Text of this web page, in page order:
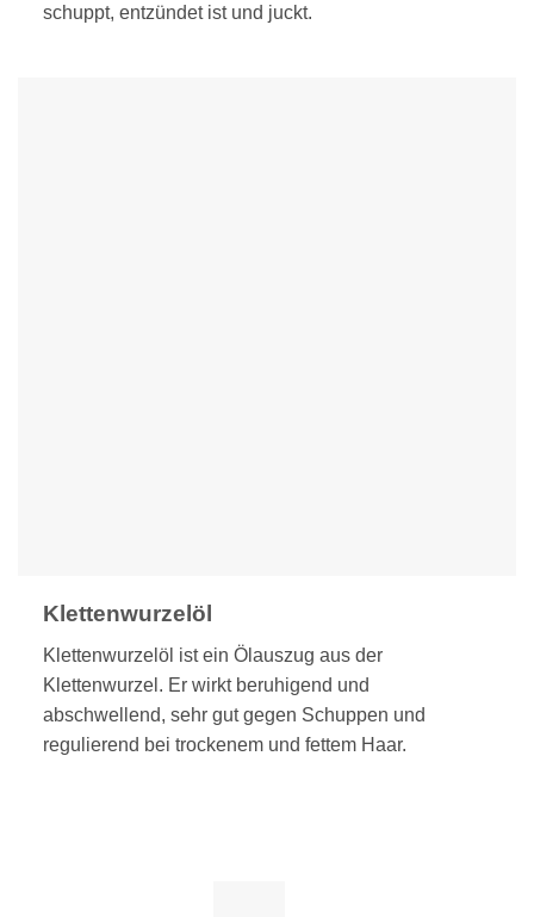
schuppt, entzündet ist und juckt.
Klettenwurzelöl
Klettenwurzelöl ist ein Ölauszug aus der
Klettenwurzel. Er wirkt beruhigend und
abschwellend, sehr gut gegen Schuppen und
regulierend bei trockenem und fettem Haar.